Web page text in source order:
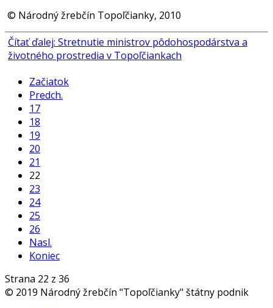
© Národný žrebčín Topoľčianky, 2010
Čítať ďalej: Stretnutie ministrov pôdohospodárstva a
životného prostredia v Topoľčiankach
Začiatok
Predch.
17
18
19
20
21
22
23
24
25
26
Nasl.
Koniec
Strana 22 z 36
© 2019 Národný žrebčín "Topoľčianky" štátny podnik